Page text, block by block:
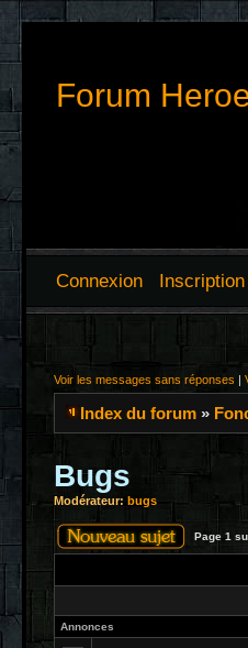
Forum
Connexion Inscription
Voir les messages sans réponses |
Index du forum »
Bugs
Modérateur: bugs
Page 1
Annonces